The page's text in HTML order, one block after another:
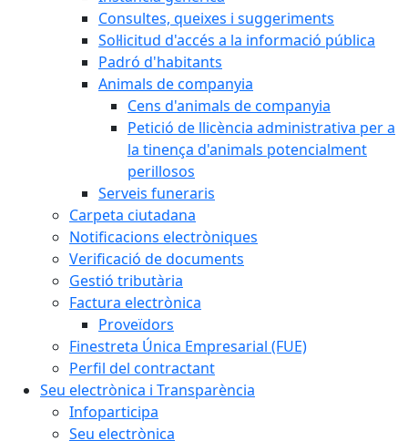
Consultes, queixes i suggeriments
Sol·licitud d'accés a la informació pública
Padró d'habitants
Animals de companyia
Cens d'animals de companyia
Petició de llicència administrativa per a
la tinença d'animals potencialment
perillosos
Serveis funeraris
Carpeta ciutadana
Notificacions electròniques
Verificació de documents
Gestió tributària
Factura electrònica
Proveïdors
Finestreta Única Empresarial (FUE)
Perfil del contractant
Seu electrònica i Transparència
Infoparticipa
Seu electrònica